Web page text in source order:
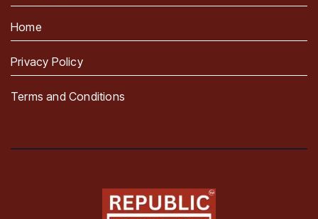
Home
Privacy Policy
Terms and Conditions